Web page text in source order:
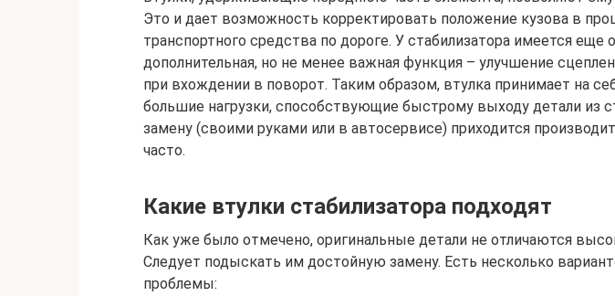
Это и дает возможность корректировать положение кузова в
транспортного средства по дороге. У стабилизатора имеется еще
дополнительная, но не менее важная функция – улучшение
при вхождении в поворот. Таким образом, втулка принимает на
большие нагрузки, способствующие быстрому выходу детали из
замену (своими руками или в автосервисе) приходится
часто.
Какие втулки стабилизатора подходят
Как уже было отмечено, оригинальные детали не отличаются
Следует подыскать им достойную замену. Есть несколько
проблемы: